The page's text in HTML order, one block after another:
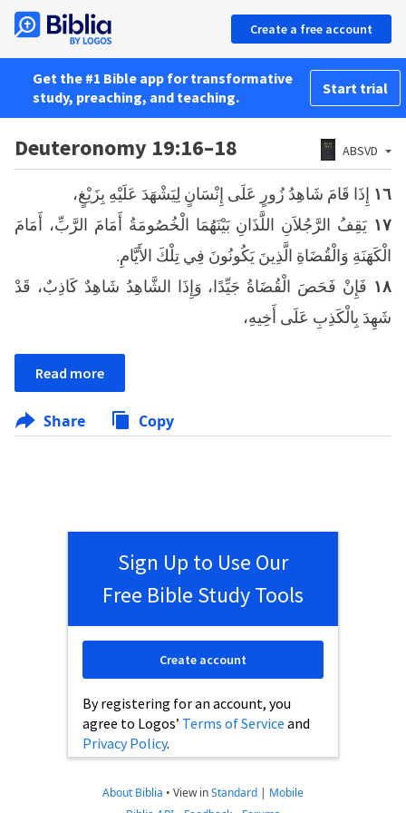
Create a free account
Get the #1 Bible app for transformative
study, preaching, and teaching.
Start trial
Deuteronomy 19:16–18 ABSVD
١٦ إِذَا قَامَ شَاهِدُ زُورٍ عَلَى إِنْسَانٍ لِيَشْهَدَ عَلَيْهِ بِزَيْغٍ،
١٧ يَقِفُ الرَّجُلاَنِ اللَّذَانِ بَيْنَهُمَا الْخُصُومَةُ أَمَامَ الرَّبِّ، أَمَامَ
الْكَهَنَةِ وَالْقُضَاةِ الَّذِينَ يَكُونُونَ فِي تِلْكَ الأَيَّامِ.
١٨ فَإِنْ فَحَصَ الْقُضَاةُ جَيِّدًا، وَإِذَا الشَّاهِدُ شَاهِدٌ كَاذِبٌ، قَدْ
شَهِدَ بِالْكَذِبِ عَلَى أَخِيهِ،
Read more
Share Copy
Sign Up to Use Our
Free Bible Study Tools
By registering for an account, you
agree to Logos’ Terms of Service and
Privacy Policy.
Create account
About Biblia • View inStandard | Mobile